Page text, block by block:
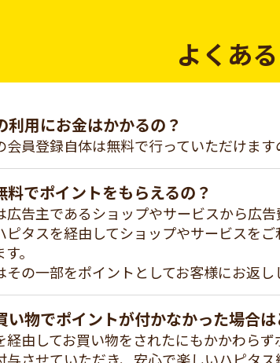
よくあ
利用にお金はかかるの？
会員登録自体は無料で行っていただけます
料でポイントをもらえるの？
広告主であるショップやサービスから広告
ピタスを経由してショップやサービスを
。
その一部をポイントとしてお客様にお返し
い物でポイントが付かなかった場合は
経由してお買い物をされたにもかかわら
与させていただき、安心で楽しいハピタス